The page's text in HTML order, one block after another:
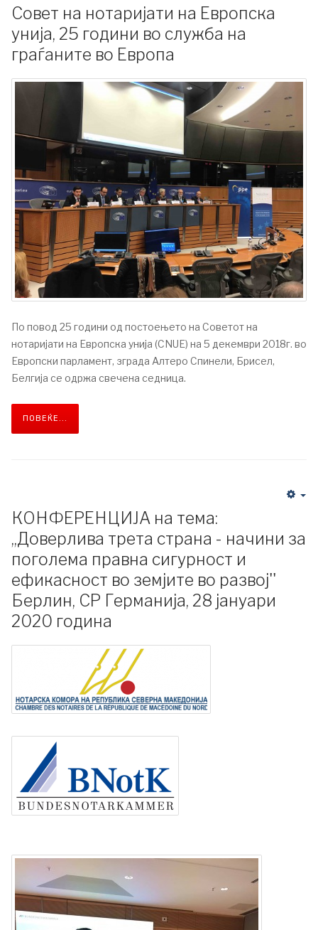
Совет на нотаријати на Европска
унија, 25 години во служба на
граѓаните во Европа
По повод 25 години од постоењето на Советот на
нотаријати на Европска унија (CNUE) на 5 декември 2018г. во
Европски парламент, зграда Алтеро Спинели, Брисел,
Белгија се одржа свечена седница.
ПОВЕЌЕ...
КОНФЕРЕНЦИЈА на тема:
,,Доверлива трета страна - начини за
поголема правна сигурност и
ефикасност во земјите во развој''
Берлин, СР Германија, 28 јануари
2020 година